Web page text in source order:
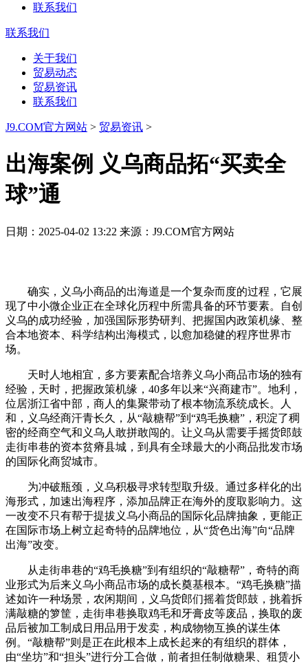
联系我们
联系我们
关于我们
贸易动态
贸易资讯
联系我们
J9.COM官方网站 > 贸易资讯 >
出海案例 义乌商品拓“买卖全
球”通
日期：2025-04-02 13:22 来源：J9.COM官方网站
确实，义乌小商品的出海道是一个复杂而度的过程，它展
现了中小微企业正在全球化历程中所需具备的环节要素。自创
义乌的成功经验，加强国际形势研判、把握国内政策机缘、整
合本地资本、科学结构出海模式，以愈加稳健的程序世界市
场。
天时人地相宜，多方要素配合培养义乌小商品市场的独有
经验，天时，把握政策机缘，40多年以来“兴商建市”。地利，
位居浙江省中部，商人的集聚带动了根本物流系统成长。人
和，义乌经商汗青长久，从“敲糖帮”到“鸡毛换糖”，积淀了稠
密的经商空气和义乌人敢拼敢闯的。让义乌从需要手摇货郎鼓
走街串巷的资本贫瘠县城，到具有全球最大的小商品批发市场
的国际化商贸城市。
为冲破瓶颈，义乌积极寻求转型取升级。通过多样化的出
海形式，加速出海程序，添加品牌正在海外的度取影响力。这
一改变不只有帮于提拔义乌小商品的国际化品牌抽象，更能正
在国际市场上树立起奇特的品牌地位，从“货色出海”向“品牌
出海”改变。
从走街串巷的“鸡毛换糖”到有组织的“敲糖帮”，奇特的商
业形式为后来义乌小商品市场的成长奠基根本。“鸡毛换糖”描
述如许一种场景，农闲期间，义乌货郎们摇着货郎鼓，挑着拆
满敲糖的箩筐，走街串巷换取鸡毛和牙膏皮等废品，换取的废
品后被加工制成日用品用于发卖，构成物物互换的谋生体
例。“敲糖帮”则是正在此根本上成长起来的有组织的群体，
由“坐坊”和“担头”进行分工合做，前者担任制做糖果、租赁小